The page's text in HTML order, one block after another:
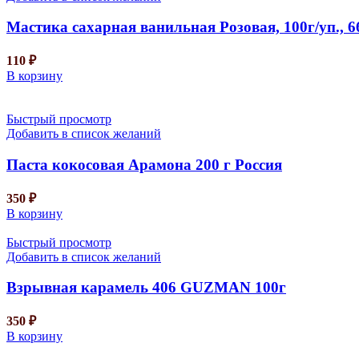
Мастика сахарная ванильная Розовая, 100г/уп.,
110 ₽
В корзину
Быстрый просмотр
Добавить в список желаний
Паста кокосовая Арамона 200 г Россия
350 ₽
В корзину
Быстрый просмотр
Добавить в список желаний
Взрывная карамель 406 GUZMAN 100г
350 ₽
В корзину